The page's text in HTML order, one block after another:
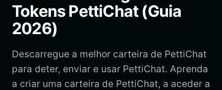
Português (Brasil)
Español (Argentina)
Tokens PettiChat (Guia
2026)
Descarregue a melhor carteira de PettiChat
para deter, enviar e usar PettiChat. Aprenda
a criar uma carteira de PettiChat, a aceder a